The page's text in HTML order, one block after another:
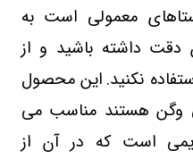
معمولی است به
داشته باشید و از
نکنید. این محصول
وگن هستند مناسب می
است که در آن از